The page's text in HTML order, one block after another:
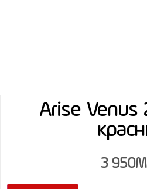
Arise Venus
3 950